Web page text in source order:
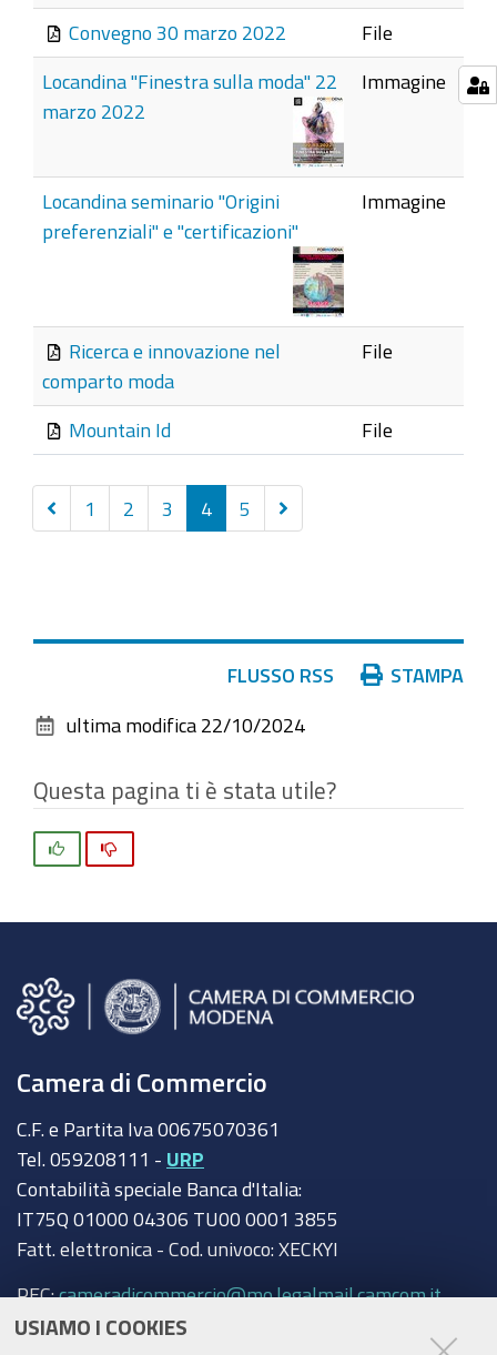
USIAMO I COOKIES
Convegno 30 marzo 2022 File
Locandina "Finestra sulla moda" 22
marzo 2022
Immagine
Locandina seminario "Origini
preferenziali" e "certificazioni"
Immagine
Ricerca e innovazione nel
comparto moda
File
Mountain Id File
Precedenti
20
1 2 3 4 5
Successivi
19
documento
FLUSSO RSS STAMPA
ultima modifica 22/10/2024
Questa pagina ti è stata utile?
Camera di Commercio
C.F. e Partita Iva 00675070361
Tel. 059208111 - URP
Contabilità speciale Banca d'Italia:
IT75Q 01000 04306 TU00 0001 3855
Fatt. elettronica - Cod. univoco: XECKYI
PEC:cameradicommercio@mo.legalmail.camcom.it
Trasparenza